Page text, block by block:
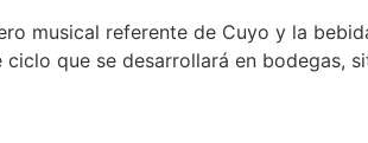
musical referente de Cuyo y la
que se desarrollará en bodegas,